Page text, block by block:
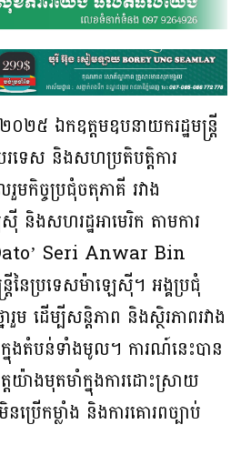
០២៥ ឯកឧត្តមឧបនាយករដ្ឋមន្ត្រី
រទេស និងសហប្រតិបត្តិការ
មកិច្ចប្រជុំចតុភាគី រវាង
និងសហរដ្ឋអាមេរិក តាមការ
Seri Anwar Bin
នៃប្រទេសម៉ាឡេស៊ី។ អង្គប្រជុំ
ម ដើម្បីសន្តិភាព និងស្ថិរភាពរវាង
នុងតំបន់ទាំងមូល។ ការណ៍នេះបាន
ចិត្តយ៉ាងមុតមាំក្នុងការដោះស្រាយ
ប្រើកម្លាំង និងការគោរពច្បាប់